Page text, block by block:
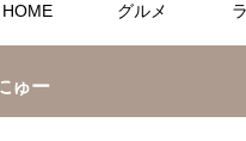
HOME グルメ
ゅー